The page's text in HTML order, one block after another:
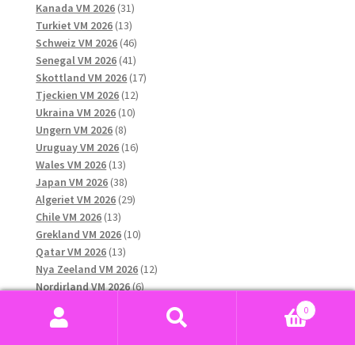
Kanada VM 2026 3131
produkter
Turkiet VM 2026 1313
produkter
Schweiz VM 2026 4646
produkter
Senegal VM 2026 4141
produkter
Skottland VM 2026 1717
Tjeckien VM 2026 1212
Ukraina VM 2026 1010
Ungern VM 2026 88
produkter
Uruguay VM 2026 1616
Wales VM 2026 1313
produkter
Japan VM 2026 3838
produkter
Algeriet VM 2026 2929
Chile VM 2026 1313
produkter
Grekland VM 2026 1010
Qatar VM 2026 1313
produkter
Nya Zeeland VM 2026 1212
produkter
Nordirland VM 2026 66
Ecuador VM 2026
produkter
Paraguay VM 2026
0